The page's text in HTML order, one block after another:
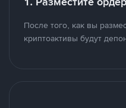
После того, как вы
криптоактивы будут